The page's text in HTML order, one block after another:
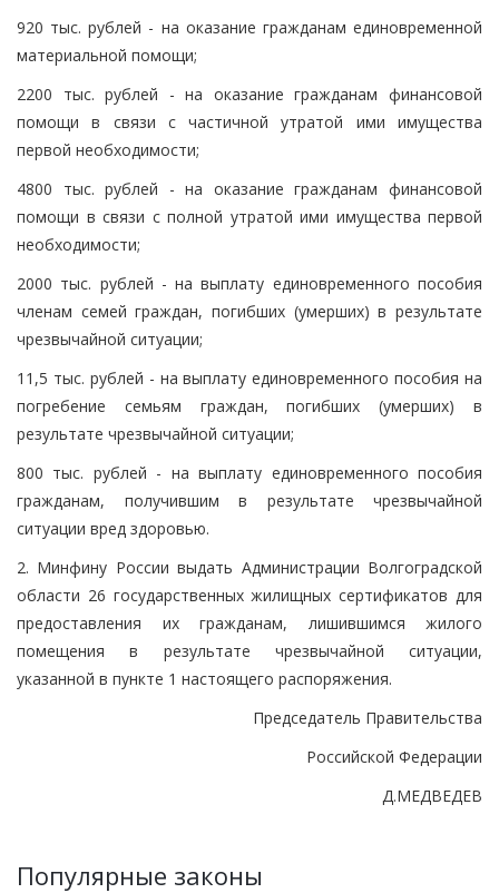
920 тыс. рублей - на оказание гражданам единовременной
материальной помощи;
2200 тыс. рублей - на оказание гражданам финансовой
помощи в связи с частичной утратой ими имущества
первой необходимости;
4800 тыс. рублей - на оказание гражданам финансовой
помощи в связи с полной утратой ими имущества первой
необходимости;
2000 тыс. рублей - на выплату единовременного пособия
членам семей граждан, погибших (умерших) в результате
чрезвычайной ситуации;
11,5 тыс. рублей - на выплату единовременного пособия на
погребение семьям граждан, погибших (умерших) в
результате чрезвычайной ситуации;
800 тыс. рублей - на выплату единовременного пособия
гражданам, получившим в результате чрезвычайной
ситуации вред здоровью.
2. Минфину России выдать Администрации Волгоградской
области 26 государственных жилищных сертификатов для
предоставления их гражданам, лишившимся жилого
помещения в результате чрезвычайной ситуации,
указанной в пункте 1 настоящего распоряжения.
Председатель Правительства
Российской Федерации
Д.МЕДВЕДЕВ
Популярные законы